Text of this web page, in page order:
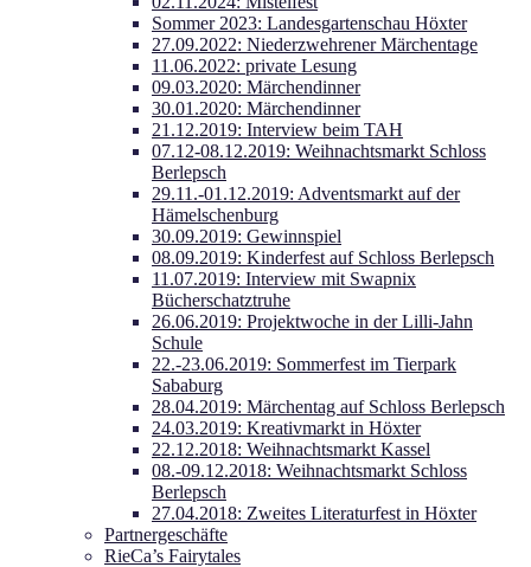
Sommer 2023: Landesgartenschau Höxter
27.09.2022: Niederzwehrener Märchentage
11.06.2022: private Lesung
09.03.2020: Märchendinner
30.01.2020: Märchendinner
21.12.2019: Interview beim TAH
07.12-08.12.2019: Weihnachtsmarkt Schloss
Berlepsch
29.11.-01.12.2019: Adventsmarkt auf der
Hämelschenburg
30.09.2019: Gewinnspiel
08.09.2019: Kinderfest auf Schloss Berlepsch
11.07.2019: Interview mit Swapnix
Bücherschatztruhe
26.06.2019: Projektwoche in der Lilli-Jahn
Schule
22.-23.06.2019: Sommerfest im Tierpark
Sababurg
28.04.2019: Märchentag auf Schloss Berlepsch
24.03.2019: Kreativmarkt in Höxter
22.12.2018: Weihnachtsmarkt Kassel
08.-09.12.2018: Weihnachtsmarkt Schloss
Berlepsch
27.04.2018: Zweites Literaturfest in Höxter
Partnergeschäfte
RieCa’s Fairytales